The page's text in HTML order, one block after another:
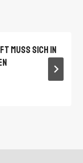
Muss Sich In